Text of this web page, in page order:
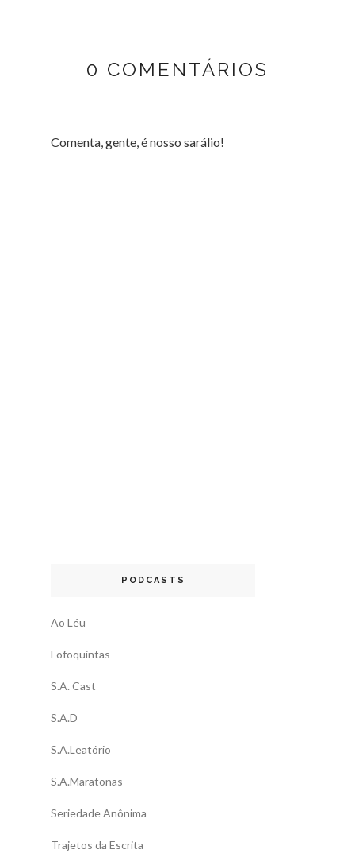
0 COMENTÁRIOS
Comenta, gente, é nosso sarálio!
PODCASTS
Ao Léu
Fofoquintas
S.A. Cast
S.A.D
S.A.Leatório
S.A.Maratonas
Seriedade Anônima
Trajetos da Escrita